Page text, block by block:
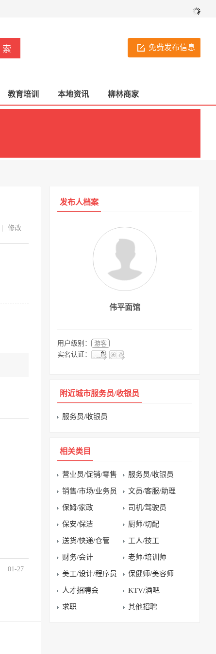
免费发布信息
教育培训 本地资讯 柳林商家
修改
01-27
发布人档案
伟平面馆
用户级别：
游客
实名认证：
附近城市服务员/收银员
服务员/收银员
相关类目
营业员/促销/零售 服务员/收银员
销售/市场/业务员 文员/客服/助理
保姆/家政 司机/驾驶员
保安/保洁 厨师/切配
送货/快递/仓管 工人/技工
财务/会计 老师/培训师
美工/设计/程序员 保健师/美容师
人才招聘会 KTV/酒吧
求职 其他招聘